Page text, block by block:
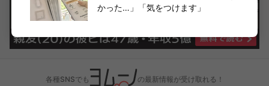
かった…」「気をつけます」
各種SNSでも の最新情報が受け取れる！